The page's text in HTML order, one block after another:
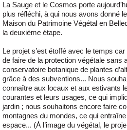
La Sauge et le Cosmos porte
plus réfléchi, à qui nous avons donné
Maison du Patrimoine Végétal en
la deuxième étape.
Le projet s’est étoffé avec le temps
de faire de la protection végétale sans
conservatoire botanique de plantes
grâce à des subventions... Nous
connaître aux locaux et aux estivants
courantes et leurs usages, ce qui
jardin ; nous souhaitons encore faire
montagnes du mondes, ce qui
espace... (À l’image du végétal, le